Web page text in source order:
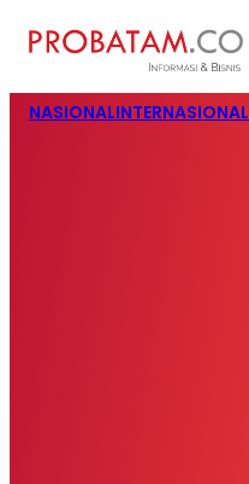
NASIONALINTERNASIONAL